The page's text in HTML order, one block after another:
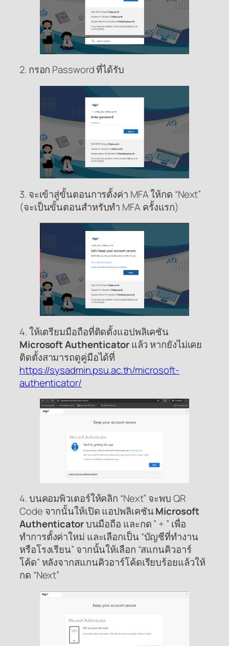
2. กรอก Password ที่ได้รับ
3. จะเข้าสู่ขั้นตอนการตั้งค่า MFA ให้กด “Next”
(จะเป็นขั้นตอนสำหรับทำ MFA ครั้งแรก)
4. ให้เตรียมมือถือที่ติดตั้งแอปพลิเคชัน
Microsoft Authenticatorแล้ว หากยังไม่เคย
ติดตั้งสามารถดูคู่มือได้ที่
https://sysadmin.psu.ac.th/microsoft-
authenticator/
4. บนคอมพิวเตอร์ให้คลิก “Next” จะพบ QR
Code จากนั้นให้เปิด แอปพลิเคชันMicrosoft
Authenticatorบนมือถือ และกด ” + ” เพื่อ
ทำการตั้งค่าใหม่ และเลือกเป็น “บัญชีที่ทำงาน
หรือโรงเรียน” จากนั้นให้เลือก “สแกนคิวอาร์
โค้ด” หลังจากสแกนคิวอาร์โค้ดเรียบร้อยแล้วให้
กด “Next”